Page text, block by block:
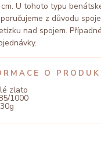
U tohoto typu
z důvodu
nad spojem.
O
zlato
1000